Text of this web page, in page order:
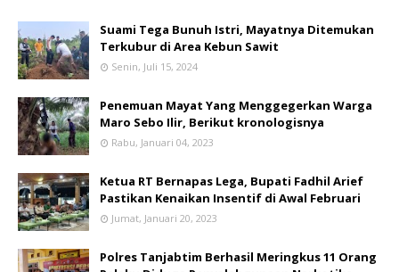
Suami Tega Bunuh Istri, Mayatnya Ditemukan
Terkubur di Area Kebun Sawit
Senin, Juli 15, 2024
Penemuan Mayat Yang Menggegerkan Warga
Maro Sebo Ilir, Berikut kronologisnya
Rabu, Januari 04, 2023
Ketua RT Bernapas Lega, Bupati Fadhil Arief
Pastikan Kenaikan Insentif di Awal Februari
Jumat, Januari 20, 2023
Polres Tanjabtim Berhasil Meringkus 11 Orang